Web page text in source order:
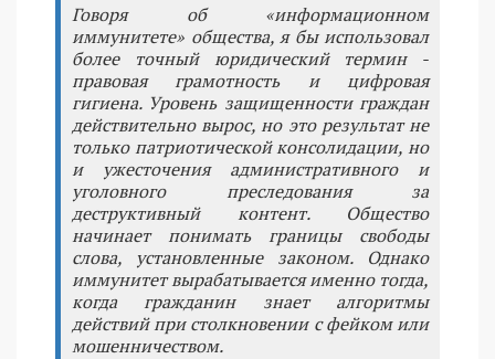
Говоря об «информационном
иммунитете» общества, я бы использовал
более точный юридический термин -
правовая грамотность и цифровая
гигиена. Уровень защищенности граждан
действительно вырос, но это результат не
только патриотической консолидации, но
и ужесточения административного и
уголовного преследования за
деструктивный контент. Общество
начинает понимать границы свободы
слова, установленные законом. Однако
иммунитет вырабатывается именно тогда,
когда гражданин знает алгоритмы
действий при столкновении с фейком или
мошенничеством.